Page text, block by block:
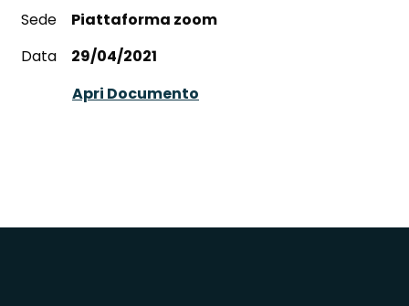
Sede
Piattaforma zoom
Data
29/04/2021
Apri Documento